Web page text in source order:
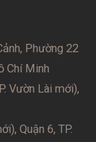
Phường 22
Chí Minh
Vườn Lài mới),
Quận 6, TP.